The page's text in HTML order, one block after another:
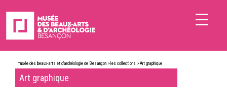
musée des beaux-arts et d'archéologie de Besançon > les collections >Art graphique
Art graphique